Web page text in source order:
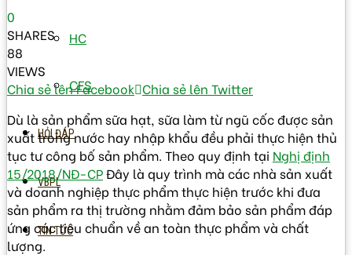
HC
CFS
HỎI ĐÁP
VBPL
TIN TỨC
0
SHARES
88
VIEWS
Chia sẻ lên Facebook Chia sẻ lên Twitter
Dù là sản phẩm sữa hạt, sữa làm từ ngũ cốc được sản
xuất trong nước hay nhập khẩu đều phải thực hiện thủ
tục tư công bố sản phẩm. Theo quy định tại Nghị định
15/2018/NĐ-CPĐây là quy trình mà các nhà sản xuất
và doanh nghiệp thực phẩm thực hiện trước khi đưa
sản phẩm ra thị trường nhằm đảm bảo sản phẩm đáp
ứng các tiêu chuẩn về an toàn thực phẩm và chất
lượng.